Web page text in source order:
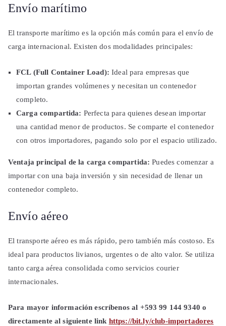
Envío marítimo
El transporte marítimo es la opción más común para el envío de
carga internacional. Existen dos modalidades principales:
FCL (Full Container Load): Ideal para empresas que
importan grandes volúmenes y necesitan un contenedor
completo.
Carga compartida: Perfecta para quienes desean importar
una cantidad menor de productos. Se comparte el contenedor
con otros importadores, pagando solo por el espacio utilizado.
Ventaja principal de la carga compartida: Puedes comenzar a
importar con una baja inversión y sin necesidad de llenar un
contenedor completo.
Envío aéreo
El transporte aéreo es más rápido, pero también más costoso. Es
ideal para productos livianos, urgentes o de alto valor. Se utiliza
tanto carga aérea consolidada como servicios courier
internacionales.
Para mayor información escríbenos al +593 99 144 9340 o
directamente al siguiente link https://bit.ly/club-importadores